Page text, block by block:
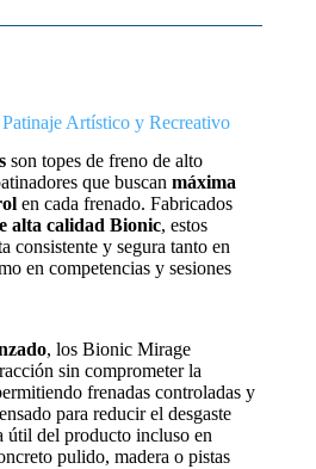
Artístico y Recreativo
son topes de freno de alto
que buscan máxima
en cada frenado. Fabricados
alta calidad Bionic, estos
consistente y segura tanto en
en competencias y sesiones
, los Bionic Mirage
sin comprometer la
frenadas controladas y
para reducir el desgaste
útil del producto incluso en
pulido, madera o pistas